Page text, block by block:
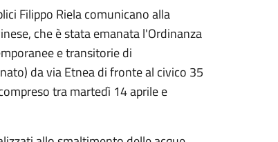
Filippo Riela comunicano alla
che è stata emanata l'Ordinanza
e transitorie di
da via Etnea di fronte al civico 35
tra martedì 14 aprile e